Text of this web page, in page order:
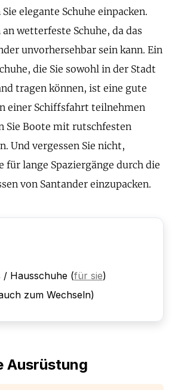
elegante Schuhe einpacken.
an wetterfeste Schuhe, da das
unvorhersehbar sein kann. Ein
die Sie sowohl in der Stadt
tragen können, ist eine gute
einer Schiffsfahrt teilnehmen
Sie Boote mit rutschfesten
Und vergessen Sie nicht,
für lange Spaziergänge durch die
von Santander einzupacken.
/ Hausschuhe (für sie)
zum Wechseln)
Ausrüstung